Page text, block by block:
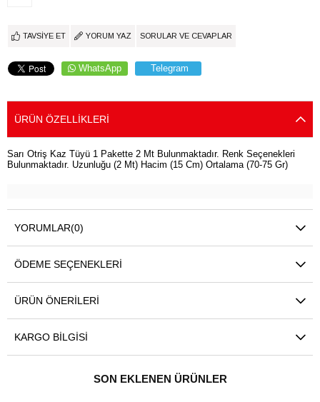
TAVSIYE ET YORUM YAZ SORULAR VE CEVAPLAR
WhatsApp Telegram
ÜRÜN ÖZELLIKLERI
Sarı Otriş Kaz Tüyü 1 Pakette 2 Mt Bulunmaktadır. Renk Seçenekleri
Bulunmaktadır. Uzunluğu (2 Mt) Hacim (15 Cm) Ortalama (70-75 Gr)
YORUMLAR(0)
ÖDEME SEÇENEKLERI
ÜRÜN ÖNERILERI
KARGO BILGISI
SON EKLENEN ÜRÜNLER